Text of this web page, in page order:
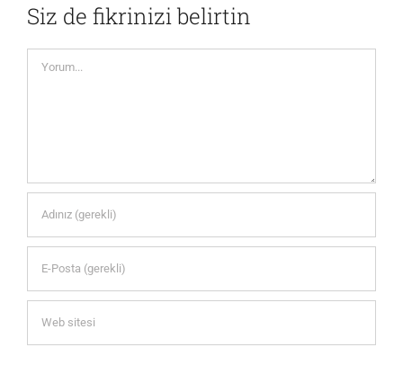
Siz de fikrinizi belirtin
Yorum